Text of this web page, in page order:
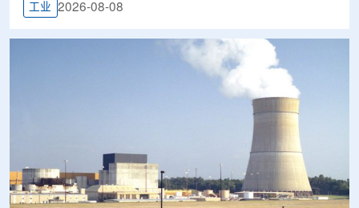
工业 2026-08-08